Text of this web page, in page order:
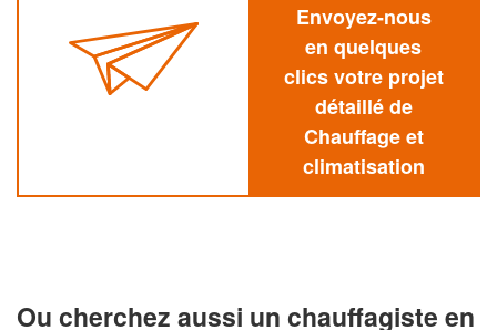
Envoyez-nous
en quelques
clics votre projet
détaillé de
Chauffage et
climatisation
Ou cherchez aussi un chauffagiste en